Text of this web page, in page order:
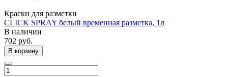
Краски для разметки
CLICK SPRAY белый временная разметка, 1л
В наличии
702 руб.
В корзину